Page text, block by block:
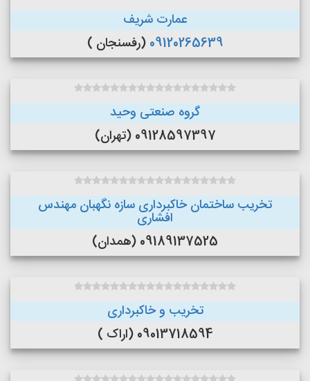
عمارت شریف
09120265639 (رفسنجان )
گروه صنعتی وحید
09128597397 (تهران)
تخریب ساختمان خاکبرداری سازه نگهبان مهندس
افشاری
09189137525 (همدان)
تخریب و خاکبرداری
09013718594 (اراک )